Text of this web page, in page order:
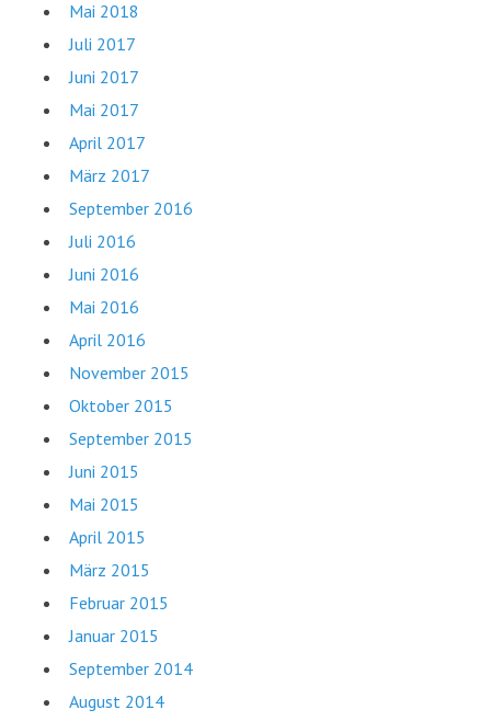
Mai 2018
Juli 2017
Juni 2017
Mai 2017
April 2017
März 2017
September 2016
Juli 2016
Juni 2016
Mai 2016
April 2016
November 2015
Oktober 2015
September 2015
Juni 2015
Mai 2015
April 2015
März 2015
Februar 2015
Januar 2015
September 2014
August 2014